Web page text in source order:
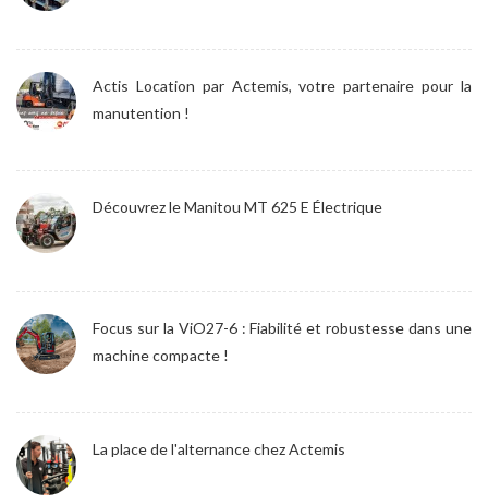
Actis Location par Actemis, votre partenaire pour la
manutention !
Découvrez le Manitou MT 625 E Électrique
Focus sur la ViO27-6 : Fiabilité et robustesse dans une
machine compacte !
La place de l'alternance chez Actemis